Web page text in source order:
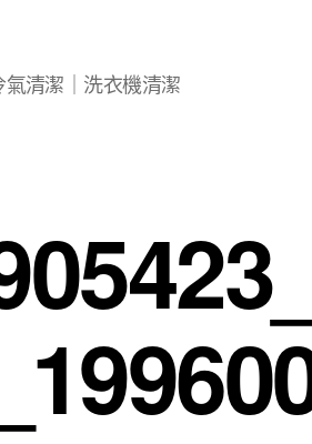
清潔｜洗衣機清潔